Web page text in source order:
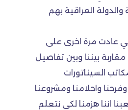
العراقية بهم
عادت مرة اخرى على
بيننا وبين تفاصيل
السيناتورات
واحلامنا ومشروعنا
اننا هزمنا لكي نتعلم